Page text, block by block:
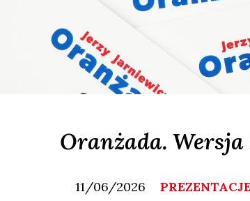
Oranżada.
11/06/2026